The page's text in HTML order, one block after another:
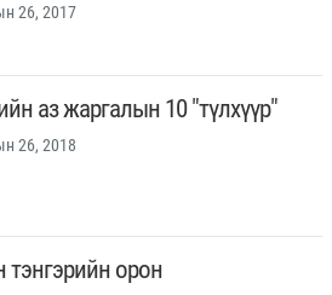
26, 2017
аз жаргалын 10 "түлхүүр"
26, 2018
тэнгэрийн орон